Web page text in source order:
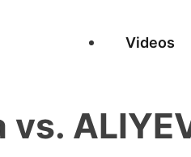
Videos
vs.